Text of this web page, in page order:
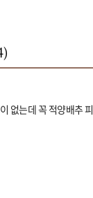
)
없는데 꼭 적양배추